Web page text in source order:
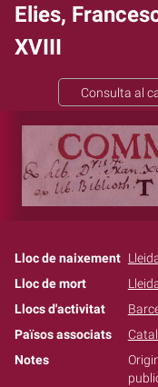
Elies,
XVIII
Consulta al
Lloc de naixement
Lloc de mort
Llocs d'activitat
Països associats
Notes